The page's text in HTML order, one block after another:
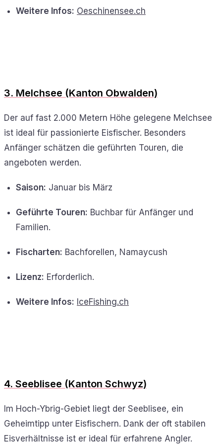
Weitere Infos: Oeschinensee.ch
3. Melchsee (Kanton Obwalden)
Der auf fast 2.000 Metern Höhe gelegene Melchsee
ist ideal für passionierte Eisfischer. Besonders
Anfänger schätzen die geführten Touren, die
angeboten werden.
Saison: Januar bis März
Geführte Touren: Buchbar für Anfänger und
Familien.
Fischarten: Bachforellen, Namaycush
Lizenz: Erforderlich.
Weitere Infos: IceFishing.ch
4. Seeblisee (Kanton Schwyz)
Im Hoch-Ybrig-Gebiet liegt der Seeblisee, ein
Geheimtipp unter Eisfischern. Dank der oft stabilen
Eisverhältnisse ist er ideal für erfahrene Angler.